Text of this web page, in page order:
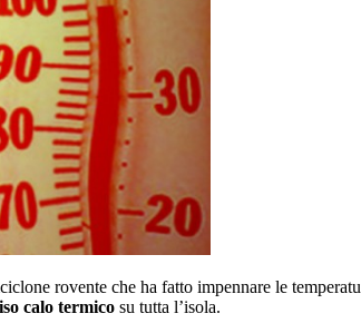
rovente che ha fatto impennare le
calo termico su tutta l’isola.